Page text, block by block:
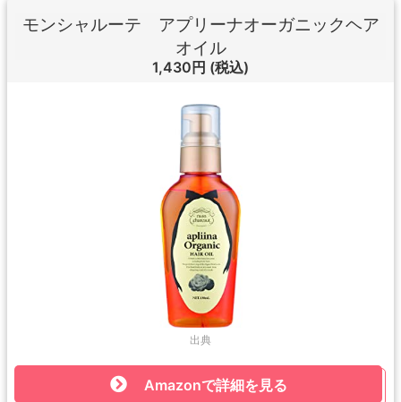
モンシャルーテ アプリーナオーガニックヘア
オイル
1,430円 (税込)
出典
Amazonで詳細を見る